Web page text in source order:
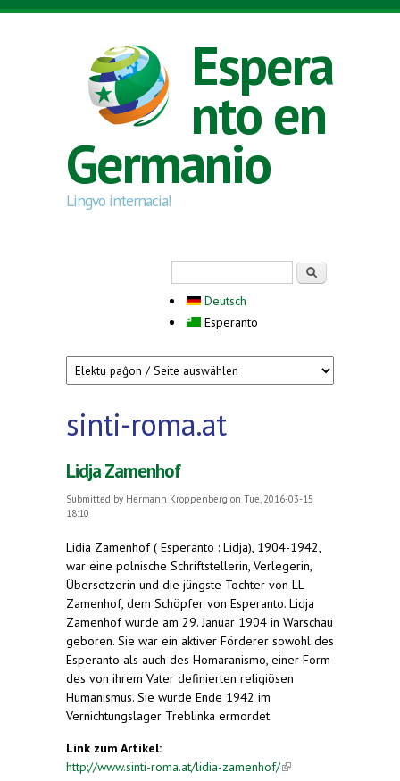
Skip to main content
Espera
nto en
Germanio
Lingvo internacia!
Deutsch
Esperanto
sinti-roma.at
Lidja Zamenhof
Submitted by Hermann Kroppenberg on Tue, 2016-03-15
18:10
Lidia Zamenhof ( Esperanto : Lidja), 1904-1942,
war eine polnische Schriftstellerin, Verlegerin,
Übersetzerin und die jüngste Tochter von LL
Zamenhof, dem Schöpfer von Esperanto. Lidja
Zamenhof wurde am 29. Januar 1904 in Warschau
geboren. Sie war ein aktiver Förderer sowohl des
Esperanto als auch des Homaranismo, einer Form
des von ihrem Vater definierten religiösen
Humanismus. Sie wurde Ende 1942 im
Vernichtungslager Treblinka ermordet.
Link zum Artikel:
http://www.sinti-roma.at/lidia-zamenhof/(link is